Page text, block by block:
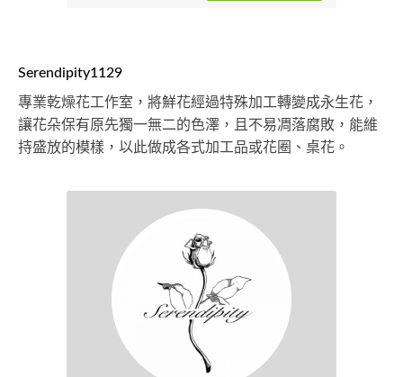
Serendipity1129
專業乾燥花工作室，將鮮花經過特殊加工轉變成永生花，
讓花朵保有原先獨一無二的色澤，且不易凋落腐敗，能維
持盛放的模樣，以此做成各式加工品或花圈、桌花。